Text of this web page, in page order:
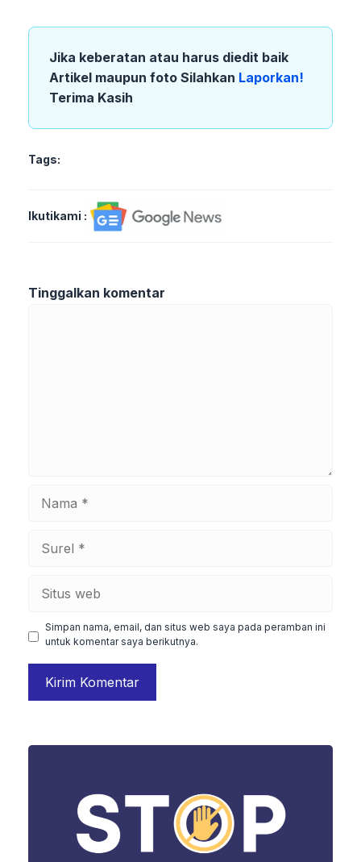
Jika keberatan atau harus diedit baik
Artikel maupun foto Silahkan Laporkan!
Terima Kasih
Tags:
Ikutikami :
Tinggalkan komentar
Simpan nama, email, dan situs web saya pada peramban ini
untuk komentar saya berikutnya.